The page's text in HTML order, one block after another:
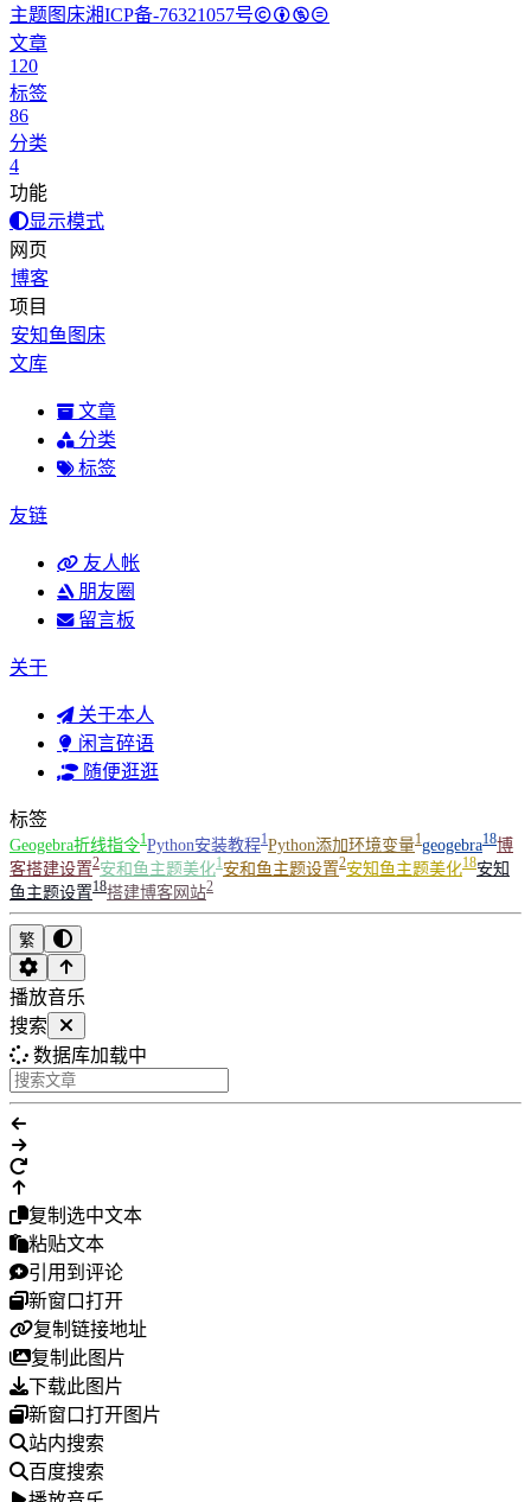
主题 图床湘ICP备-76321057号
文章
120
标签
86
分类
4
功能
显示模式
网页
博客
项目
安知鱼图床
文库
文章
分类
标签
友链
友人帐
朋友圈
留言板
关于
关于本人
闲言碎语
随便逛逛
标签
Geogebra折线指令1Python安装教程1Python添加环境变量1geogebra18博
客搭建设置2安和鱼主题美化1安和鱼主题设置2安知鱼主题美化18安知
鱼主题设置18搭建博客网站2
繁
播放音乐
搜索
数据库加载中
复制选中文本
粘贴文本
引用到评论
新窗口打开
复制链接地址
复制此图片
下载此图片
新窗口打开图片
站内搜索
百度搜索